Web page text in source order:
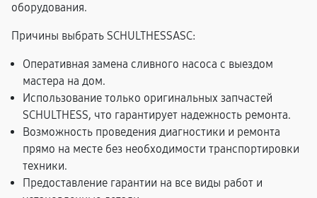
оборудования.
Причины выбрать SCHULTHESSASC:
Оперативная замена сливного насоса с выездом
мастера на дом.
Использование только оригинальных запчастей
SCHULTHESS, что гарантирует надежность ремонта.
Возможность проведения диагностики и ремонта
прямо на месте без необходимости транспортировки
техники.
Предоставление гарантии на все виды работ и